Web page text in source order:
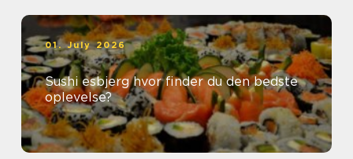
01. July 2026
Sushi esbjerg hvor finder du den bedste
oplevelse?